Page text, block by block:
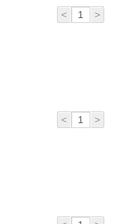
< >
< >